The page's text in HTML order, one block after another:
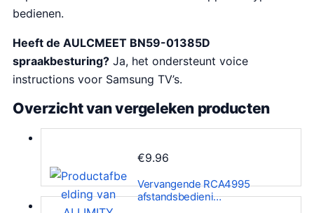
bedienen.
Heeft de AULCMEET BN59-01385D
spraakbesturing? Ja, het ondersteunt voice
instructions voor Samsung TV’s.
Overzicht van vergeleken producten
€9.96
Vervangende RCA4995
afstandsbedieni…